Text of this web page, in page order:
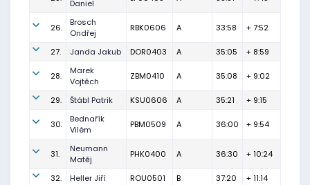
Daniel
26.
Brosch
Ondřej
RBK0606 A 33:58 + 7:52
27. Janda Jakub DOR0403 A 35:05 + 8:59
28.
Marek
Vojtěch
ZBM0410 A 35:08 + 9:02
29. Štábl Patrik KSU0606 A 35:21 + 9:15
30.
Bednařík
Vilém
PBM0509 A 36:00 + 9:54
31.
Neumann
Matěj
PHK0400 A 36:30 + 10:24
32. Heller Jiří ROU0501 B 37:20
+ 11:14